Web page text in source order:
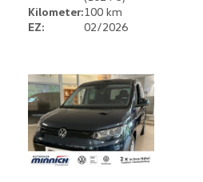
Kilometer:100 km
EZ:
02/2026